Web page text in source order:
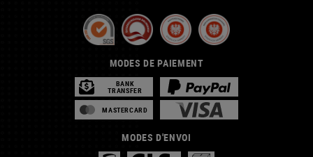
MODES DE PAIEMENT
BANK
TRANSFER
MASTERCARD
MODES D'ENVOI